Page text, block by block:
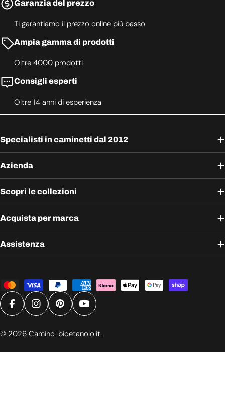
Garanzia del prezzo
Ti garantiamo il prezzo online più basso
Ampia gamma di prodotti
Oltre 4000 prodotti
Consigli esperti
Oltre 14 anni di esperienza
Specialisti in caminetti dal 2012
Azienda
Scopri le collezioni
Acquista per marca
Assistenza
Metodi
di
pagamento
FacebookInstagramPinterestYouTube
© 2026 Camino-bioetanolo.it.